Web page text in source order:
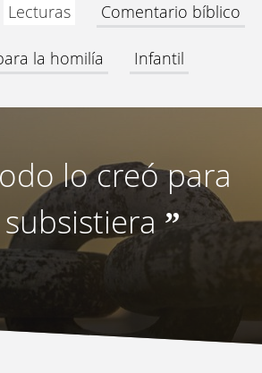
Lecturas Comentario bíblico
la homilía Infantil
lo creó para
”